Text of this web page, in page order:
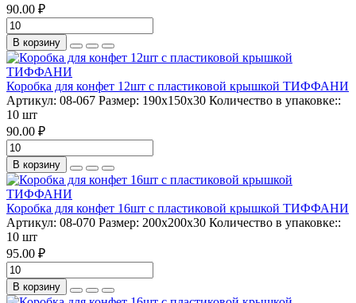
90.00 ₽
В корзину
Коробка для конфет 12шт с пластиковой крышкой ТИФФАНИ
Артикул: 08-067 Размер: 190х150х30 Количество в упаковке::
10 шт
90.00 ₽
В корзину
Коробка для конфет 16шт с пластиковой крышкой ТИФФАНИ
Артикул: 08-070 Размер: 200х200х30 Количество в упаковке::
10 шт
95.00 ₽
В корзину